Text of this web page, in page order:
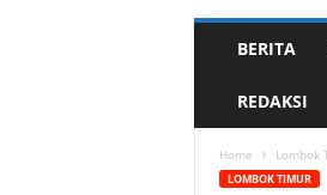
BERITA
REDAKSI
Home Lombok
LOMBOK TIMUR